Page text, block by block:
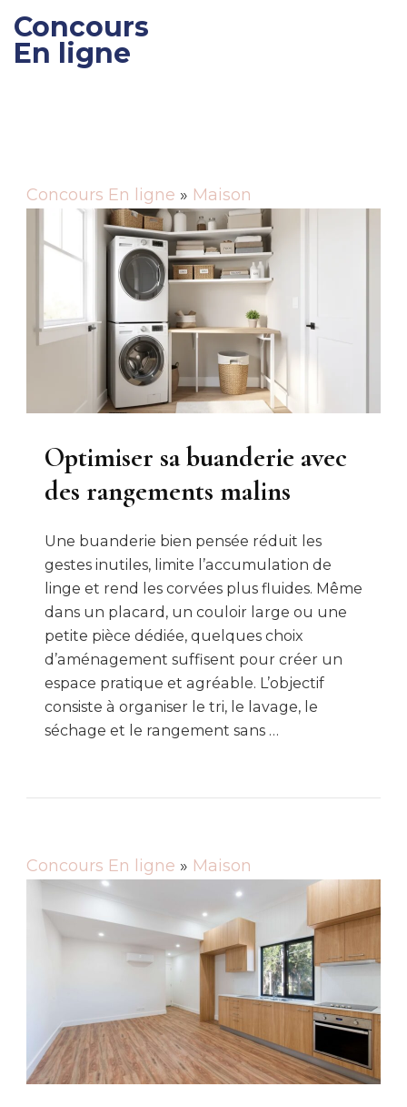
Concours
En ligne
Concours En ligne » Maison
Optimiser sa buanderie avec
des rangements malins
Une buanderie bien pensée réduit les
gestes inutiles, limite l’accumulation de
linge et rend les corvées plus fluides. Même
dans un placard, un couloir large ou une
petite pièce dédiée, quelques choix
d’aménagement suffisent pour créer un
espace pratique et agréable. L’objectif
consiste à organiser le tri, le lavage, le
séchage et le rangement sans …
Concours En ligne » Maison